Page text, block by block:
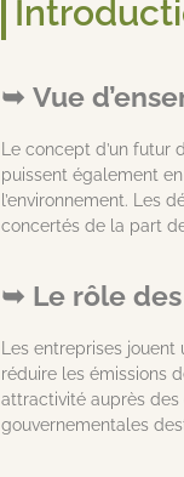
Vue
Le concept d’un futur
puissent également
l’environnement. Les
concertés de la part
Le rôle
Les entreprises
réduire les émissions
attractivité auprès des
gouvernementales